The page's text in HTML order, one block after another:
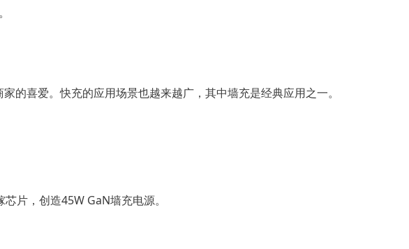
的喜爱。快充的应用场景也越来越广，其中墙充是经典应用之一。
片，创造45W GaN墙充电源。